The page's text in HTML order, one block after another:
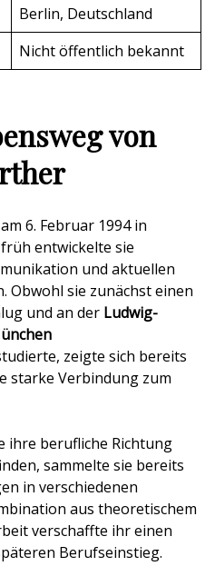
Berlin, Deutschland
Nicht öffentlich bekannt
von
6. Februar 1994 in
entwickelte sie
und aktuellen
Obwohl sie zunächst einen
und an der Ludwig-
zeigte sich bereits
starke Verbindung zum
ihre berufliche Richtung
sammelte sie bereits
in verschiedenen
aus theoretischem
verschaffte ihr einen
Berufseinstieg.